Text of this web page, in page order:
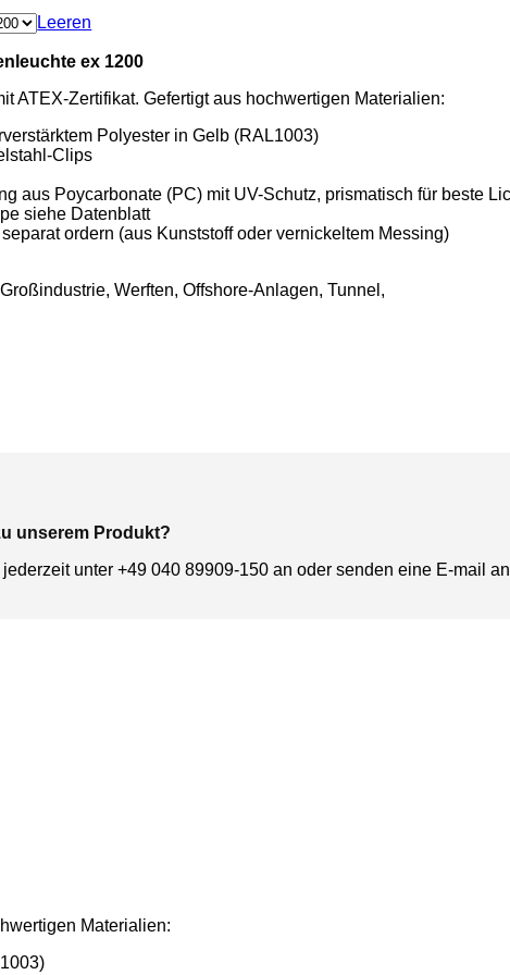
Leeren
ex 1200
ATEX-Zertifikat. Gefertigt aus hochwertigen Materialien:
Polyester in Gelb (RAL1003)
Clips
aus Poycarbonate (PC) mit UV-Schutz, prismatisch für beste
siehe Datenblatt
ordern (aus Kunststoff oder vernickeltem Messing)
Werften, Offshore-Anlagen, Tunnel,
unserem Produkt?
unter +49 040 89909-150 an oder senden eine E-mail an
Materialien: